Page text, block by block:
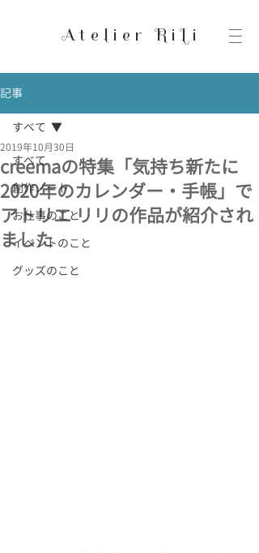
Atelier RiLi
記事
すべて
創作ノート
お仕事のこと
イベントのこと
グッズのこと
すべて
creemaの特集「気持ち新たに
2020年のカレンダー・手帳」で
アトリエ リリの作品が紹介され
ました
2019年10月30日